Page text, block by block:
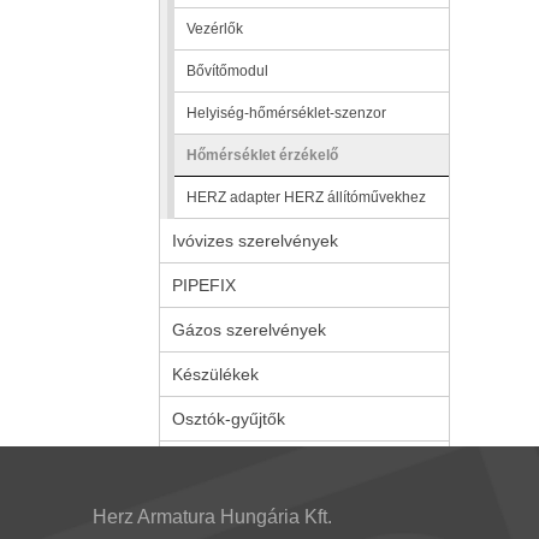
Vezérlők
Bővítőmodul
Helyiség-hőmérséklet-szenzor
Hőmérséklet érzékelő
HERZ adapter HERZ állítóművekhez
Ivóvizes szerelvények
PIPEFIX
Gázos szerelvények
Készülékek
Osztók-gyűjtők
Herz Armatura Hungária Kft.